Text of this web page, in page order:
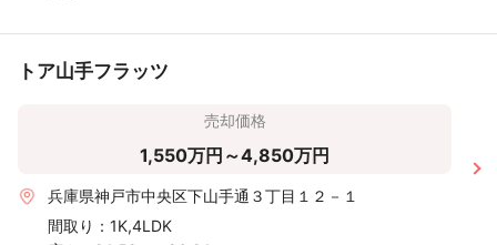
トア山手フラッツ
売却価格
1,550万円～4,850万円
兵庫県神戸市中央区下山手通３丁目１２－１
間取り： 1K,4LDK